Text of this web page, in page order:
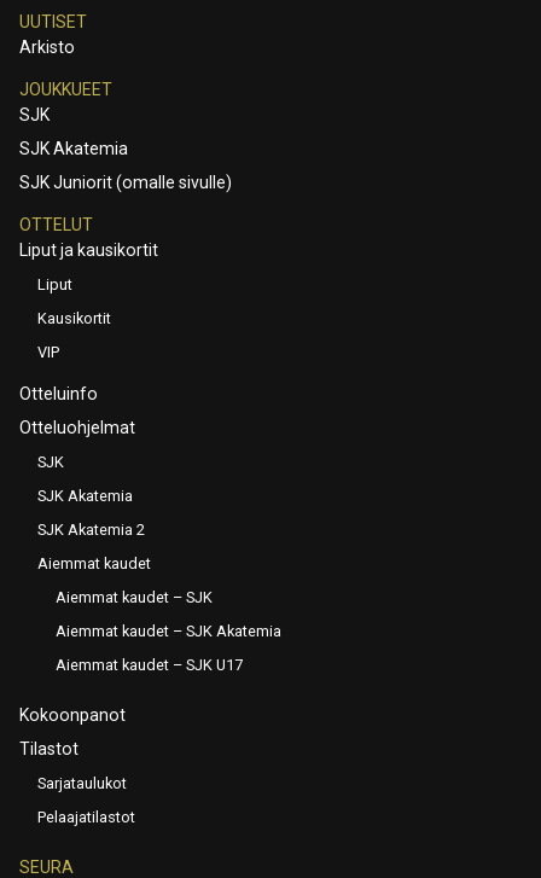
UUTISET
Arkisto
JOUKKUEET
SJK
SJK Akatemia
SJK Juniorit (omalle sivulle)
OTTELUT
Liput ja kausikortit
Liput
Kausikortit
VIP
Otteluinfo
Otteluohjelmat
SJK
SJK Akatemia
SJK Akatemia 2
Aiemmat kaudet
Aiemmat kaudet – SJK
Aiemmat kaudet – SJK Akatemia
Aiemmat kaudet – SJK U17
Kokoonpanot
Tilastot
Sarjataulukot
Pelaajatilastot
SEURA